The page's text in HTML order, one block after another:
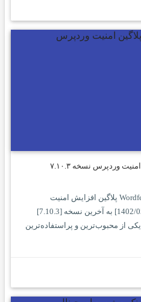
افزونه امنیتی وردفنس Wordfence 7.10.3 پلاگین افزایش امنیت
وردپرس Wordfence در تاریخ [1402/05/17] به آخرین نسخه [7.10.3]
بروزرسانی شد افزونه Wordfence یکی از محبوب‌ترین و پراستفاده‌ترین